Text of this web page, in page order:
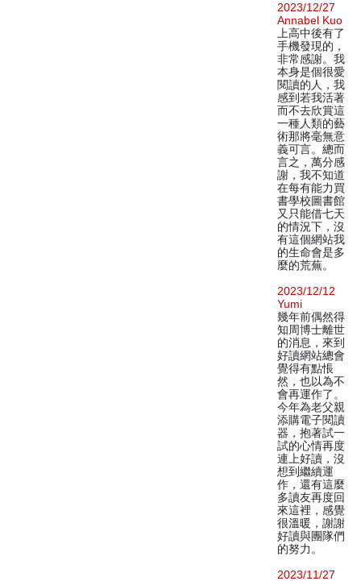
2023/12/27
Annabel Kuo
上高中後有了
手機發現的，
非常感謝。我
本身是個很愛
閱讀的人，我
感到若我活著
而不去欣賞這
一種人類的藝
術那將毫無意
義可言。總而
言之，萬分感
謝，我不知道
在每有能力買
書學校圖書館
又只能借七天
的情況下，沒
有這個網站我
的生命會是多
麼的荒蕪。
2023/12/12
Yumi
幾年前偶然得
知周博士離世
的消息，來到
好讀網站總會
覺得有點悵
然，也以為不
會再運作了。
今年為老父親
添購電子閱讀
器，抱著試一
試的心情再度
連上好讀，沒
想到繼續運
作，還有這麼
多讀友再度回
來這裡，感覺
很溫暖，謝謝
好讀與團隊們
的努力。
2023/11/27